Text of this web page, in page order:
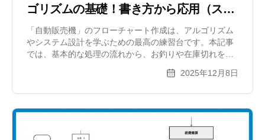
ゴリズムの基礎！書き方から応用（スイ
ムレーン）まで徹底解説
「自動販売機」のフローチャート作成は、アルゴリズム
やシステム設計を学ぶための最高の練習台です。本記事
では、基本的な処理の流れから、お釣りや在庫切れを考
慮した複雑な分岐、スイムレーン図を使ったユーザーと
機械のやり取りまで、図解付きで分かりやすく解説しま
2025年12月8日